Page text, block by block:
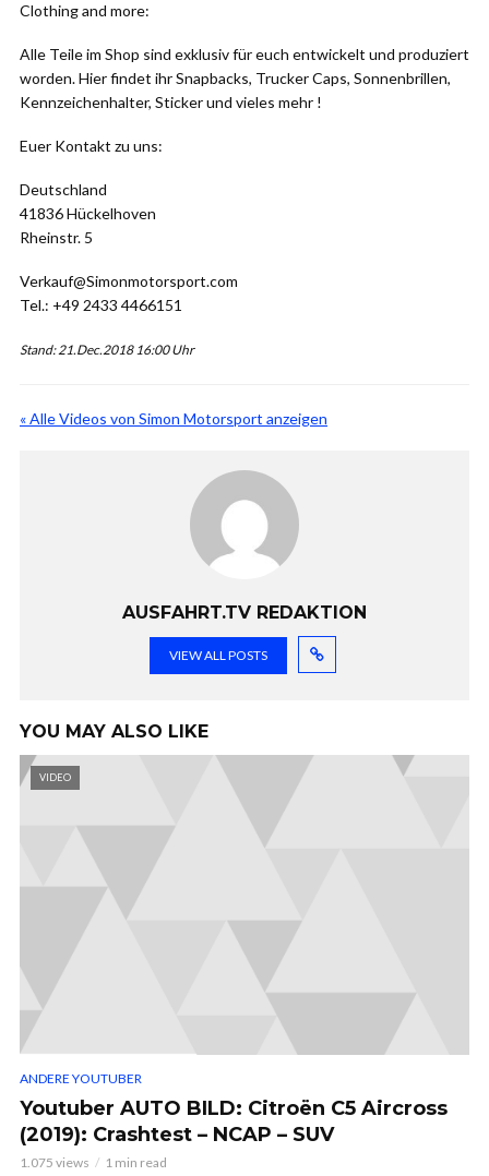
Clothing and more:
Alle Teile im Shop sind exklusiv für euch entwickelt und produziert
worden. Hier findet ihr Snapbacks, Trucker Caps, Sonnenbrillen,
Kennzeichenhalter, Sticker und vieles mehr !
Euer Kontakt zu uns:
Deutschland
41836 Hückelhoven
Rheinstr. 5
Verkauf@Simonmotorsport.com
Tel.: +49 2433 4466151
Stand: 21.Dec.2018 16:00 Uhr
« Alle Videos von Simon Motorsport anzeigen
AUSFAHRT.TV REDAKTION
VIEW ALL POSTS
YOU MAY ALSO LIKE
VIDEO
ANDERE YOUTUBER
Youtuber AUTO BILD: Citroën C5 Aircross
(2019): Crashtest – NCAP – SUV
1.075 views 1 min read